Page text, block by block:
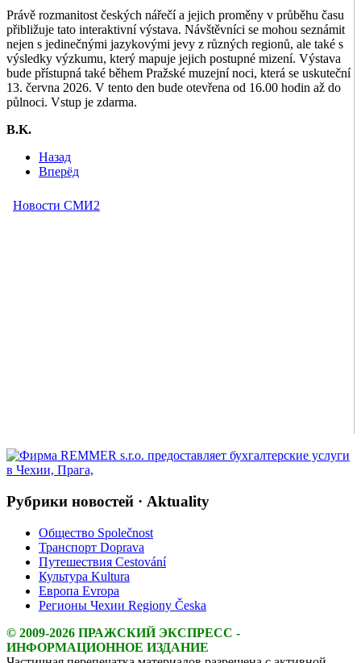
Právě rozmanitost českých nářečí a jejich proměny v průběhu času
přibližuje tato interaktivní výstava. Návštěvníci se mohou seznámit
nejen s jedinečnými jazykovými jevy z různých regionů, ale také s
výsledky výzkumu, který mapuje jejich postupné mizení. Výstava
bude přístupná také během Pražské muzejní noci, která se uskuteční
13. června 2026. V tento den bude otevřena od 16.00 hodin až do
půlnoci. Vstup je zdarma.
B.K.
Назад
Вперёд
Рубрики новостей · Aktuality
Общество Společnost
Транспорт Doprava
Путешествия Cestování
Культура Kultura
Европа Evropa
Регионы Чехии Regiony Česka
© 2009-2026 ПРАЖСКИЙ ЭКСПРЕСС -
ИНФОРМАЦИОННОЕ ИЗДАНИЕ